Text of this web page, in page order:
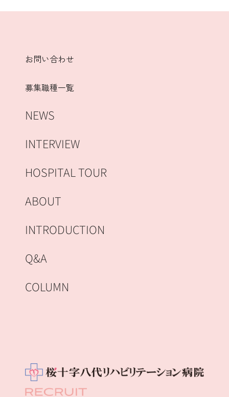
お問い合わせ
募集職種一覧
NEWS
INTERVIEW
HOSPITAL TOUR
ABOUT
INTRODUCTION
Q&A
COLUMN